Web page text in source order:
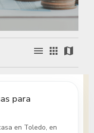
menu apps map
para
en Toledo, en